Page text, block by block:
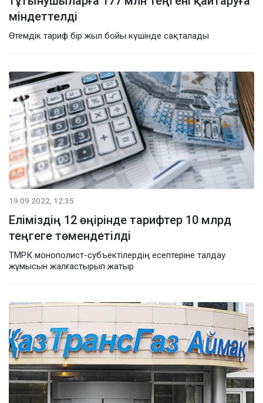
міндеттелді
Өтемдік тариф бір жыл бойы күшінде сақталады
19.09.2022, 12:35
Еліміздің 12 өңірінде тарифтер 10 млрд
теңгеге төмендетілді
ТМРК монополист-субъектілердің есептеріне талдау
жұмысын жалғастырып жатыр